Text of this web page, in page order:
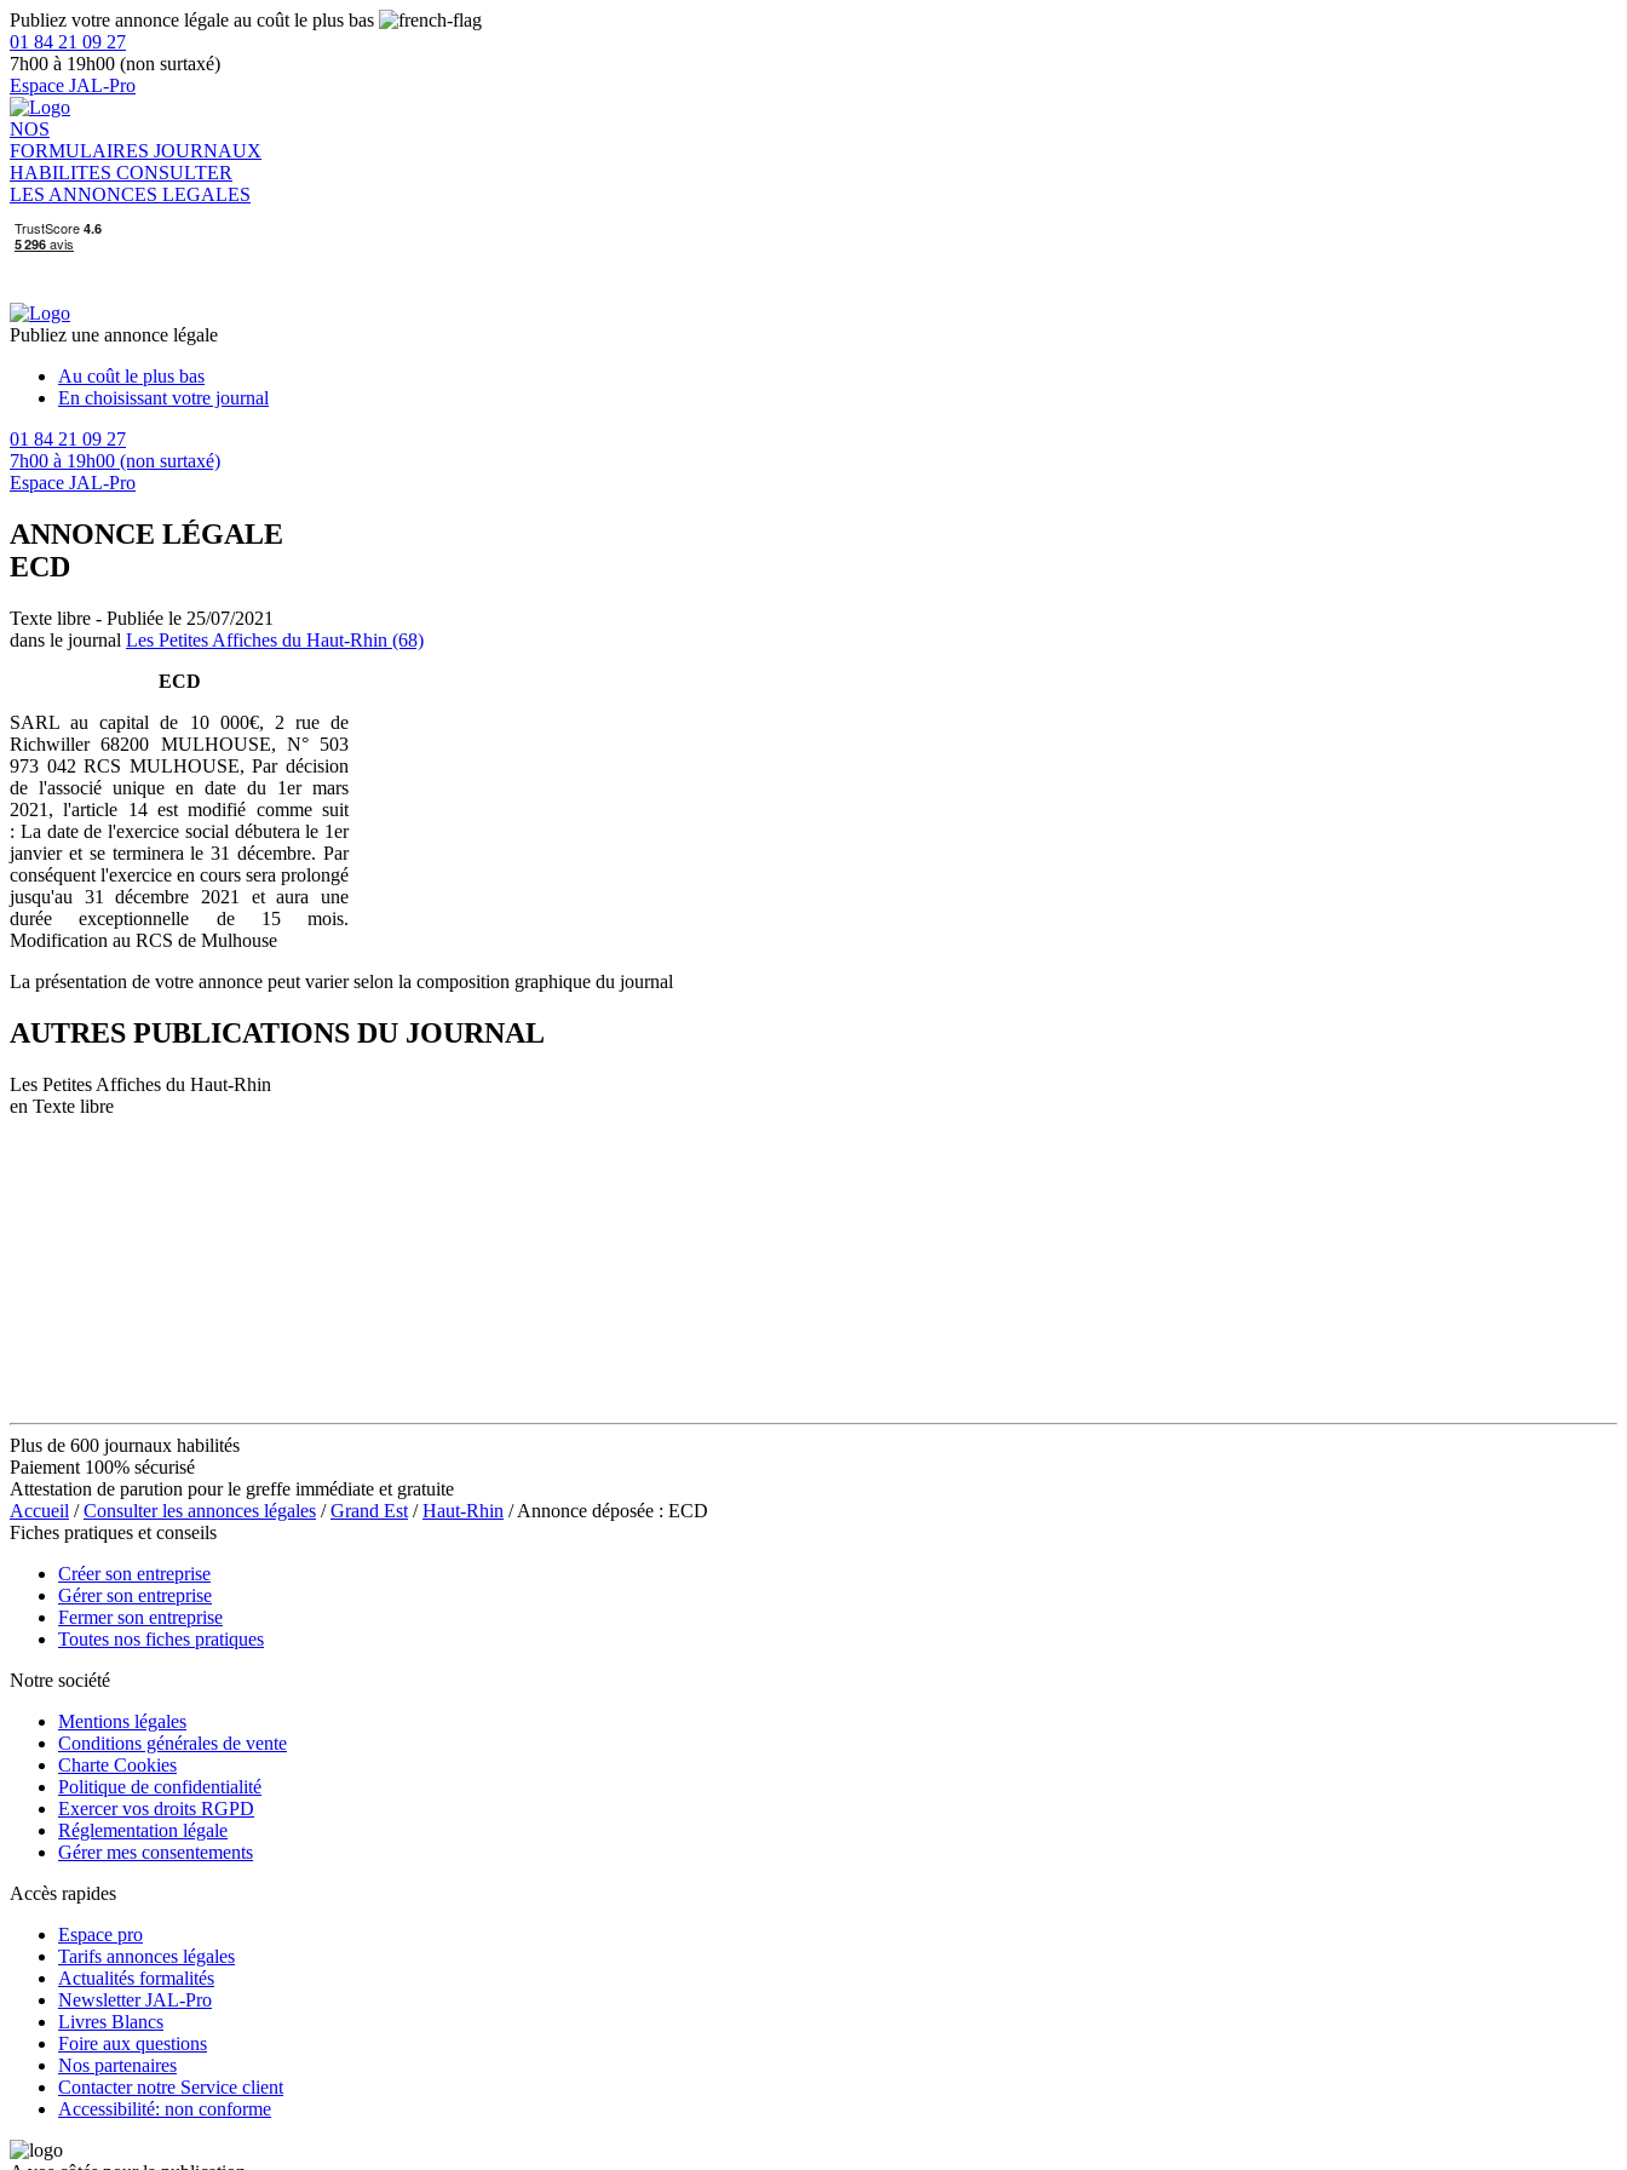
Publiez votre annonce légale au coût le plus bas
01 84 21 09 27
7h00 à 19h00 (non surtaxé)
Espace JAL-Pro
NOS
FORMULAIRES JOURNAUX
HABILITES CONSULTER
LES ANNONCES LEGALES
Publiez une annonce légale
Au coût le plus bas
En choisissant votre journal
01 84 21 09 27
7h00 à 19h00 (non surtaxé)
Espace JAL-Pro
ANNONCE LÉGALE
ECD
Texte libre - Publiée le 25/07/2021
dans le journal Les Petites Affiches du Haut-Rhin (68)
ECD
SARL au capital de 10 000€, 2 rue de
Richwiller 68200 MULHOUSE, N° 503
973 042 RCS MULHOUSE, Par décision
de l'associé unique en date du 1er mars
2021, l'article 14 est modifié comme suit
: La date de l'exercice social débutera le 1er
janvier et se terminera le 31 décembre. Par
conséquent l'exercice en cours sera prolongé
jusqu'au 31 décembre 2021 et aura une
durée exceptionnelle de 15 mois.
Modification au RCS de Mulhouse
La présentation de votre annonce peut varier selon la composition graphique du journal
AUTRES PUBLICATIONS DU JOURNAL
Les Petites Affiches du Haut-Rhin
en Texte libre
Plus de 600 journaux habilités
Paiement 100% sécurisé
Attestation de parution pour le greffe immédiate et gratuite
Accueil /Consulter les annonces légales /Grand Est /Haut-Rhin / Annonce déposée : ECD
Fiches pratiques et conseils
Créer son entreprise
Gérer son entreprise
Fermer son entreprise
Toutes nos fiches pratiques
Notre société
Mentions légales
Conditions générales de vente
Charte Cookies
Politique de confidentialité
Exercer vos droits RGPD
Réglementation légale
Gérer mes consentements
Accès rapides
Espace pro
Tarifs annonces légales
Actualités formalités
Newsletter JAL-Pro
Livres Blancs
Foire aux questions
Nos partenaires
Contacter notre Service client
Accessibilité: non conforme